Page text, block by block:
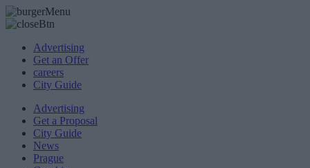
Advertising
Get an Offer
careers
City Guide
Advertising
Get a Proposal
City Guide
News
Prague